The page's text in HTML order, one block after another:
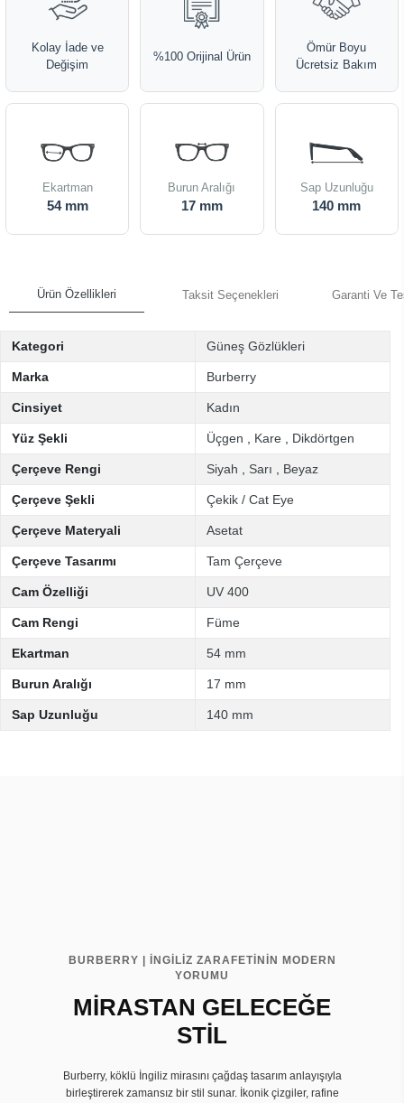
Kolay İade ve
Değişim
%100 Orijinal Ürün
Ömür Boyu
Ücretsiz Bakım
Ekartman
54 mm
Burun Aralığı
17 mm
Sap Uzunluğu
140 mm
Ürün Özellikleri Taksit Seçenekleri Garanti Ve
Kategori Güneş Gözlükleri
Marka Burberry
Cinsiyet Kadın
Yüz Şekli Üçgen Kare Dikdörtgen
Çerçeve Rengi Siyah Sarı Beyaz
Çerçeve Şekli Çekik / Cat Eye
Çerçeve Materyali Asetat
Çerçeve Tasarımı Tam Çerçeve
Cam Özelliği UV 400
Cam Rengi Füme
Ekartman 54 mm
Burun Aralığı 17 mm
Sap Uzunluğu 140 mm
BURBERRY | İNGİLİZ ZARAFETİNİN MODERN
YORUMU
MİRASTAN GELECEĞE
STİL
Burberry, köklü İngiliz mirasını çağdaş tasarım anlayışıyla
birleştirerek zamansız bir stil sunar. İkonik çizgiler, rafine